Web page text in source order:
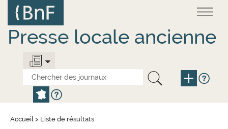
contenu
principal
Presse locale ancienne
Accueil > Liste de résultats
Panneau de gestion des cookies